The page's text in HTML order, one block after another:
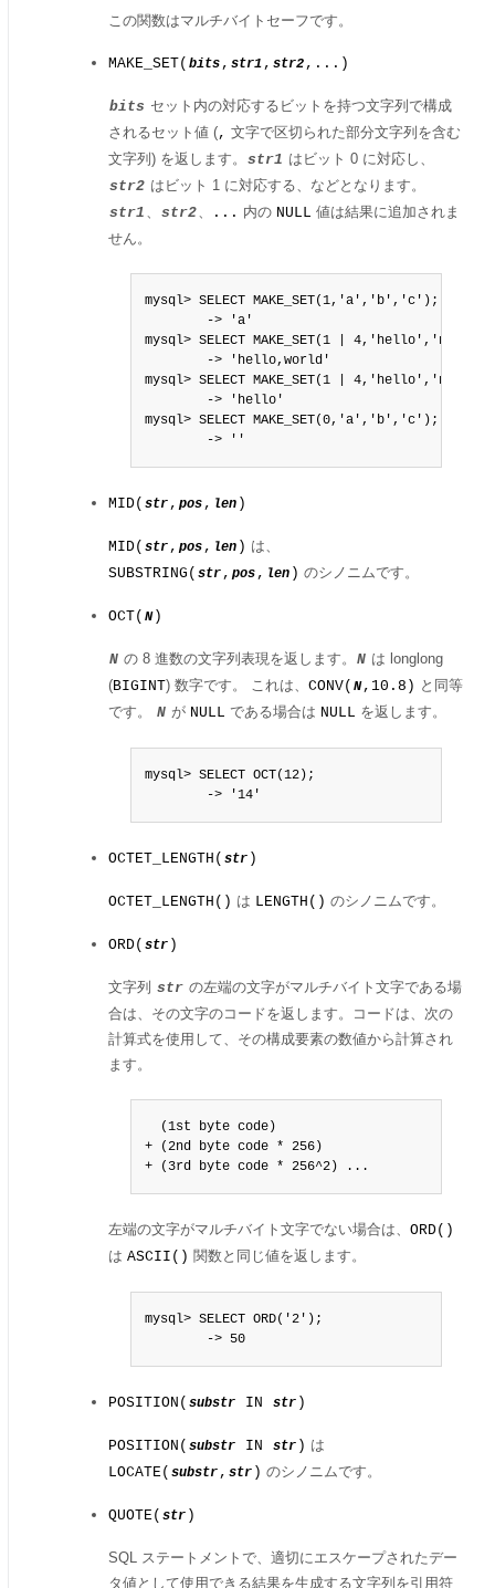
この関数はマルチバイトセーフです。
MAKE_SET( bits , str1 , str2 ,...)
bits セット内の対応するビットを持つ文字列で構成
されるセット値 (, 文字で区切られた部分文字列を含む
文字列) を返します。 str1 はビット 0 に対応し、
str2 はビット 1 に対応する、などとなります。
str1 、 str2、 ... 内の NULL 値は結果に追加されま
せん。
mysql> SELECT MAKE_SET(1,'a','b','c');
        -> 'a'
mysql> SELECT MAKE_SET(1 |
        -> 'hello,world'
mysql> SELECT MAKE_SET(1 |
        -> 'hello'
mysql> SELECT MAKE_SET(0,'a','b','c');
        -> ''
MID( str , pos , len )
MID( str , pos , len ) は、
SUBSTRING( str , pos , len ) のシノニムです。
OCT( N )
N の 8 進数の文字列表現を返します。 N は longlong
(BIGINT) 数字です。 これは、 CONV( N ,10.8) と同等
です。 N が NULL である場合は NULL を返します。
mysql> SELECT OCT(12);
        -> '14'
OCTET_LENGTH( str )
OCTET_LENGTH() は LENGTH() のシノニムです。
ORD( str )
文字列 str の左端の文字がマルチバイト文字である場
合は、その文字のコードを返します。コードは、次の
計算式を使用して、その構成要素の数値から計算され
ます。
  (1st byte code)
+ (2nd byte code * 256)
+ (3rd byte code * 256^2) ...
左端の文字がマルチバイト文字でない場合は、 ORD()
は ASCII() 関数と同じ値を返します。
mysql> SELECT ORD('2');
        -> 50
POSITION( substr IN str )
POSITION( substr IN str ) は
LOCATE( substr , str ) のシノニムです。
QUOTE( str )
SQL ステートメントで、適切にエスケープされたデー
タ値として使用できる結果を生成する文字列を引用符